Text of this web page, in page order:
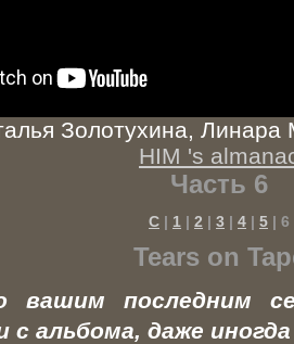
Золотухина, Линара
HIM 's
Часть 6
С | 1 | 2 | 3 | 4 | 5 | 6
Tears on
вашим последним
с альбома, даже